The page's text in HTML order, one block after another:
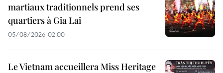
martiaux traditionnels prend ses
quartiers à Gia Lai
05/08/2026 02:00
Le Vietnam accueillera Miss Heritage